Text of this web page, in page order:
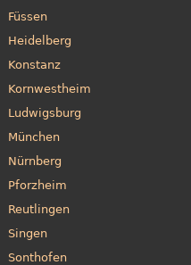
Füssen
Heidelberg
Konstanz
Kornwestheim
Ludwigsburg
München
Nürnberg
Pforzheim
Reutlingen
Singen
Sonthofen